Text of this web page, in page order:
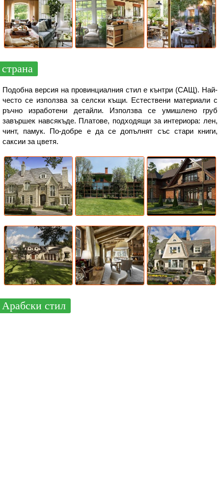
страна
Подобна версия на провинциалния стил е кънтри (САЩ). Най-
често се използва за селски къщи. Естествени материали с
ръчно изработени детайли. Използва се умишлено груб
завършек навсякъде. Платове, подходящи за интериора: лен,
чинт, памук. По-добре е да се допълнят със стари книги,
саксии за цветя.
Арабски стил